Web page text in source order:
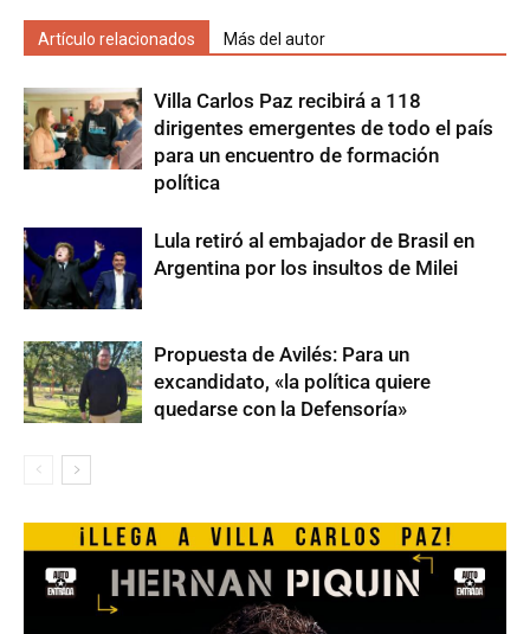
Artículo relacionados Más del autor
Villa Carlos Paz recibirá a 118
dirigentes emergentes de todo el país
para un encuentro de formación
política
Lula retiró al embajador de Brasil en
Argentina por los insultos de Milei
Propuesta de Avilés: Para un
excandidato, «la política quiere
quedarse con la Defensoría»